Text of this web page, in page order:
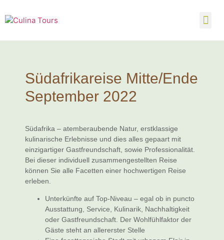
Südafrikareise Mitte/Ende
September 2022
Südafrika – atemberaubende Natur, erstklassige
kulinarische Erlebnisse und dies alles gepaart mit
einzigartiger Gastfreundschaft, sowie Professionalität.
Bei dieser individuell zusammengestellten Reise
können Sie alle Facetten einer hochwertigen Reise
erleben.
Unterkünfte auf Top-Niveau – egal ob in puncto
Ausstattung, Service, Kulinarik, Nachhaltigkeit
oder Gastfreundschaft. Der Wohlfühlfaktor der
Gäste steht an allererster Stelle